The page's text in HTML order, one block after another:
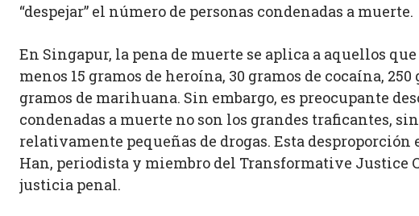
“despejar” el número de personas condenadas a muerte.
En Singapur, la pena de muerte se aplica a aquellos
menos 15 gramos de heroína, 30 gramos de cocaína,
gramos de marihuana. Sin embargo, es preocupante
condenadas a muerte no son los grandes traficantes,
relativamente pequeñas de drogas. Esta
Han, periodista y miembro del Transformative Justice
justicia penal.